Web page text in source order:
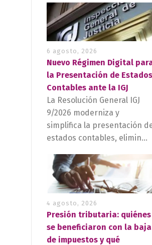
6 agosto, 2026
Nuevo Régimen Digital
la Presentación de Estados
Contables ante la IGJ
La Resolución General IGJ
9/2026 moderniza y
simplifica la presentación
estados contables, elimin...
4 agosto, 2026
Presión tributaria: quiénes
se beneficiaron con la baja
de impuestos y qué